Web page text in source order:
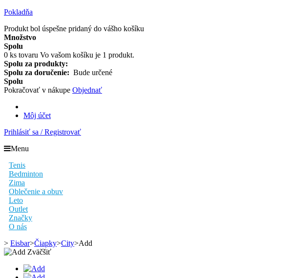
Pokladňa
Produkt bol úspešne pridaný do vášho košíku
Množstvo
Spolu
0 ks tovaru Vo vašom košíku je 1 produkt.
Spolu za produkty:
Spolu za doručenie: Bude určené
Spolu
Pokračovať v nákupe Objednať
Môj účet
Prihlásiť sa / Registrovať
Menu
Tenis
Bedminton
Zima
Oblečenie a obuv
Leto
Outlet
Značky
O nás
> Eisbar>Čiapky>City>Add
Zväčšiť